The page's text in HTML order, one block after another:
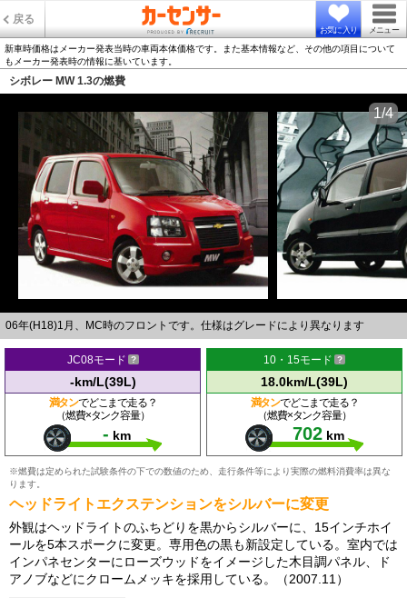
戻る
お気に入り メニュー
新車時価格はメーカー発表当時の車両本体価格です。また基本情報など、その他の項目について
もメーカー発表時の情報に基いています。
シボレー MW 1.3の燃費
06年(H18)1月、MC時のフロントです。仕様はグレードにより異なります
1/4
JC08モード
-km/L(39L)
満タンでどこまで走る？
（燃費×タンク容量）
- km
10・15モード
18.0km/L(39L)
満タンでどこまで走る？
（燃費×タンク容量）
702 km
※燃費は定められた試験条件の下での数値のため、走行条件等により実際の燃料消費率は異な
ります。
ヘッドライトエクステンションをシルバーに変更
外観はヘッドライトのふちどりを黒からシルバーに、15インチホイ
ールを5本スポークに変更。専用色の黒も新設定している。室内では
インパネセンターにローズウッドをイメージした木目調パネル、ド
アノブなどにクロームメッキを採用している。（2007.11）